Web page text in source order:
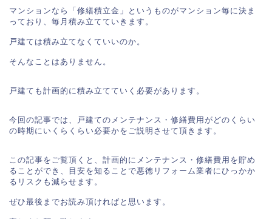
マンションなら「修繕積立金」というものがマンション毎に決ま
っており、毎月積み立てていきます。
戸建ては積み立てなくていいのか。
そんなことはありません。
戸建ても計画的に積み立てていく必要があります。
今回の記事では、戸建てのメンテナンス・修繕費用がどのくらい
の時期にいくらくらい必要かをご説明させて頂きます。
この記事をご覧頂くと、計画的にメンテナンス・修繕費用を貯め
ることができ、目安を知ることで悪徳リフォーム業者にひっかか
るリスクも減らせます。
ぜひ最後までお読み頂ければと思います。